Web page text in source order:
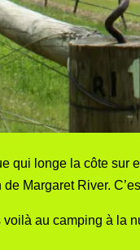
qui longe la côte sur
Margaret River.
au camping à la